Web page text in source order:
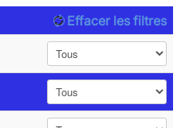
Effacer les filtres